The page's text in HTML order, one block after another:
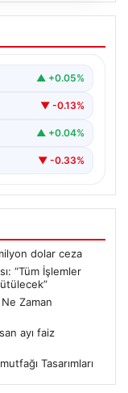
yeni bir
kabul…
▲ +0.05%
▼ -0.13%
▲ +0.04%
▼ -0.33%
dolar ceza
“Tüm İşlemler
Zaman
ayı faiz
Tasarımları